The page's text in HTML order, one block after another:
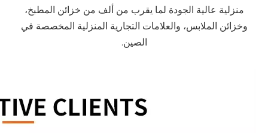
منزلية عالية الجودة لما يقرب من ألف من خزائن المطبخ،
وخزائن الملابس، والعلامات التجارية المنزلية المخصصة في
الصين.